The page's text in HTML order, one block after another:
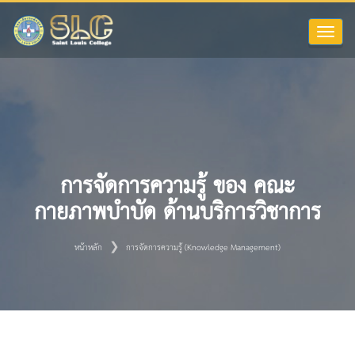
Toggle
การจัดการความรู้ ของ คณะ
กายภาพบำบัด ด้านบริการวิชาการ
หน้าหลัก การจัดการความรู้ (Knowledge Management)